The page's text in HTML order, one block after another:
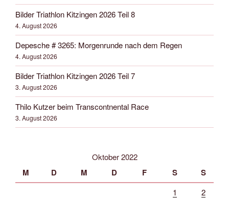
Bilder Triathlon Kitzingen 2026 Teil 8
4. August 2026
Depesche # 3265: Morgenrunde nach dem Regen
4. August 2026
Bilder Triathlon Kitzingen 2026 Teil 7
3. August 2026
Thilo Kutzer beim Transcontnental Race
3. August 2026
Oktober 2022
M D M D F S S
1
2